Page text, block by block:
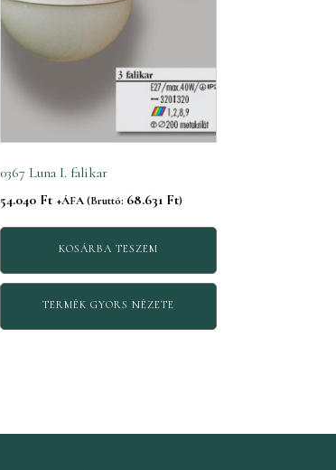
0367 Luna I. falikar
54.040 Ft +ÁFA (Bruttó: 68.631 Ft)
KOSÁRBA TESZEM
TERMÉK GYORS NÉZETE